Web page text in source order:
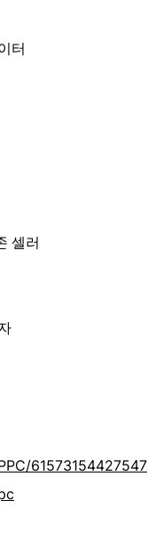
터
셀러
61573154427547